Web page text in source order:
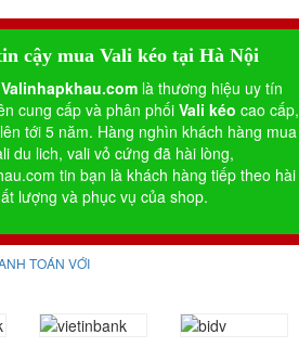
cậy mua Vali kéo tại Hà Nội
Valinhapkhau.com là thương hiệu uy tín
cung cấp và phân phối Vali kéo cao cấp,
tới 5 năm. Hàng nghìn khách hàng mua
du lich, vali vỏ cứng đã hài lòng,
tin bạn là khách hàng tiếp theo hài
lượng và phục vụ của shop.
TOÁN VỚI